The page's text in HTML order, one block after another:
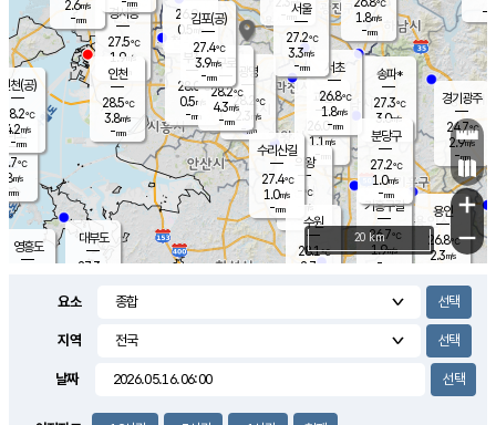
의도
℃
m/s
mm
영흥도
과천
26.0℃
1.1m/s
- mm
용인
26.8℃
2.3m/s
경기광주
24.7℃
2.9m/s
-mm
3.1m/s
대부도
27.3
경서동
27.5℃
1.9m/s
-mm
2.6m/s
-mm -
의왕
- ℃
m/s
mm
26.9℃
0.5 m/s
mm
광명
28.2 ℃
2.3 m/s
-mm
부천
28.0℃
0.5m/s
-mm
mm
구로
28.2℃
4.3m/s
-mm
- mm
℃
1.8m/s
-mm
송파*
27.3℃
3.0m/s
-mm
서초
26.8℃
1.8m/s
-mm
기흥구갈
26.7℃
1.9m/s
-
수리산길
27.4℃
1.0m/s
-mm
분당구
27.2℃
1.0m/s
-mm
인천(공)
28.2℃
4.2m/s
-mm
김포(공)
27.4℃
3.9m/s
-mm
수원
28.1℃
2.7 m/s
인천
28.5℃
3.8m/s
-mm
서울
27.2℃
3.3m/s
-mm
+
−
20 km
요소
지역
날짜